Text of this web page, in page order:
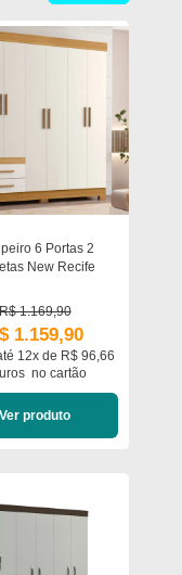
6 Portas 2
New Recife
1.169,90
1.159,90
12x de R$ 96,66
no cartão
Ver produto